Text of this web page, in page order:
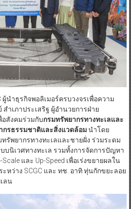
ผู้นำธุรกิจพอลิเมอร์ครบวงจรเพื่อความ
ำเภาประเสริฐ ผู้อำนวยการฝ่าย
สังคมร่วมกับกรมทรัพยากรทางทะเลและ
กรธรรมชาติและสิ่งแวดล้อมนำโดย
รัพยากรทางทะเลและชายฝั่ง ร่วมระดม
นิเวศทางทะเล รวมทั้งการจัดการปัญหา
และ Up-Speed เพื่อเร่งขยายผลใน
หว่าง SCGC และ ทช. อาทิ ทุ่นกักขยะลอย
ลน